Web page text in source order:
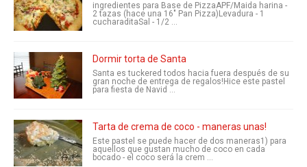
ingredientes para Base de PizzaAPF/Maida harina -
2 tazas (hace una 16" Pan Pizza)Levadura - 1
cucharaditaSal - 1/2 ...
Dormir torta de Santa
Santa es tuckered todos hacia fuera después de su
gran noche de entrega de regalos!Hice este pastel
para fiesta de Navid ...
Tarta de crema de coco - maneras unas!
Este pastel se puede hacer de dos maneras1) para
aquellos que gustan mucho de coco en cada
bocado - el coco será la crem ...